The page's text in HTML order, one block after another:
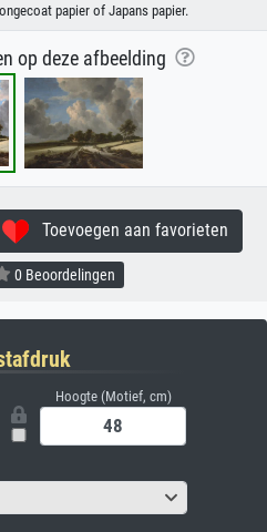
papier of Japans papier.
op deze afbeelding
Toevoegen aan favorieten
0 Beoordelingen
Hoogte (Motief, cm)